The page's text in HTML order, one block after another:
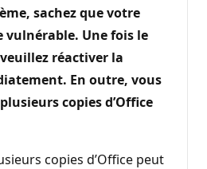
sachez que votre
Une fois le
réactiver la
En outre, vous
copies d’Office
copies d’Office peut